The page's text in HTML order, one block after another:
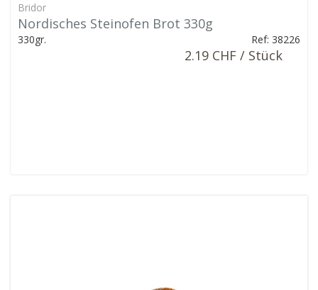
Bridor
Nordisches Steinofen Brot 330g
330gr. Ref: 38226
2.19 CHF / Stück